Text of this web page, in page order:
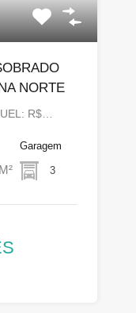
NORTE
R$…
M²
Garagem
3